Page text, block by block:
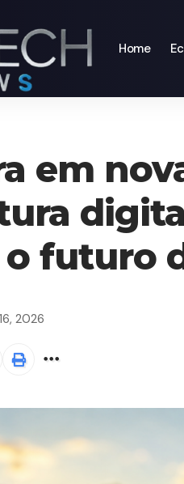
Home
em
futuro
2026